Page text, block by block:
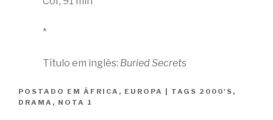
*
Título em inglês: Buried Secrets
POSTADO EM ÁFRICA , EUROPA TAGS 2000'S ,
DRAMA , NOTA 1